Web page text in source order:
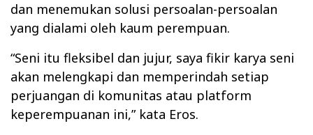
dan menemukan solusi persoalan-persoalan
yang dialami oleh kaum perempuan.
“Seni itu fleksibel dan jujur, saya fikir karya seni
akan melengkapi dan memperindah setiap
perjuangan di komunitas atau platform
keperempuanan ini,” kata Eros.